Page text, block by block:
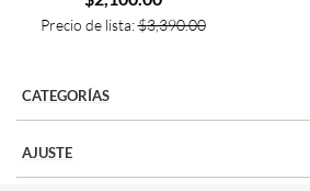
CATEGORÍAS
ARIADNE (1)
AJUSTE
Precio de lista:$3,390.00